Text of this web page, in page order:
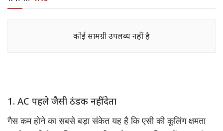
कोई सामग्री उपलब्ध नहीं है
1. AC पहले जैसी ठंडक नहीं देता
गैस कम होने का सबसे बड़ा संकेत यह है कि एसी की कूलिंग क्षमता